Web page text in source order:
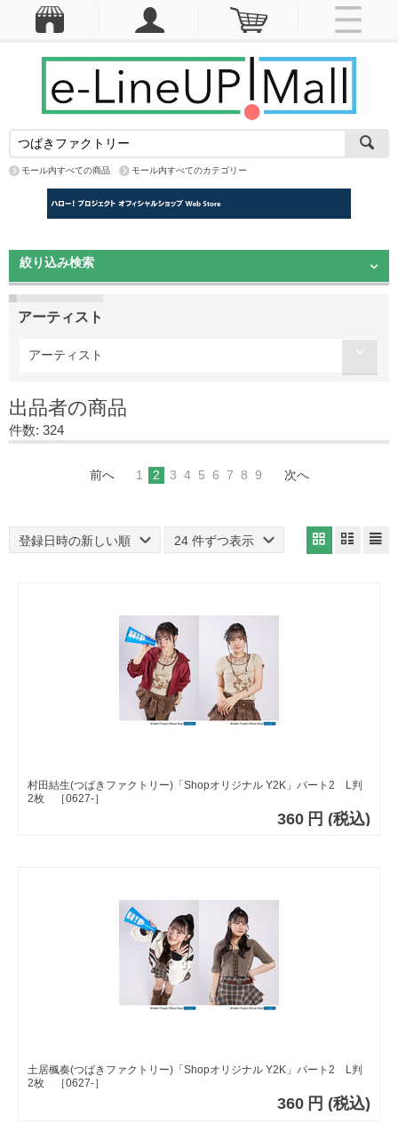
モール内すべての商品 モール内すべてのカテゴリー
絞り込み検索
アーティスト
アーティスト
出品者の商品
件数: 324
前へ 1 2 3 4 5 6 7 8 9 次へ
登録日時の新しい順 24 件ずつ表示
村田結生(つばきファクトリー)「Shopオリジナル Y2K」パート2 L判
2枚 ［0627-］
360 円 (税込)
土居楓奏(つばきファクトリー)「Shopオリジナル Y2K」パート2 L判
2枚 ［0627-］
360 円 (税込)